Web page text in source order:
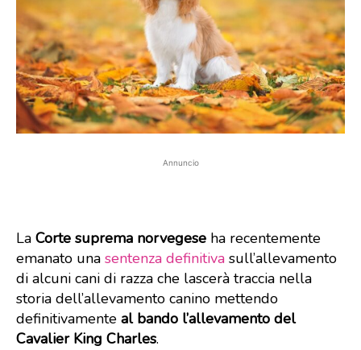
Annuncio
La Corte suprema norvegese ha recentemente
emanato una sentenza definitiva sull’allevamento
di alcuni cani di razza che lascerà traccia nella
storia dell’allevamento canino mettendo
definitivamente al bando l’allevamento del
Cavalier King Charles.